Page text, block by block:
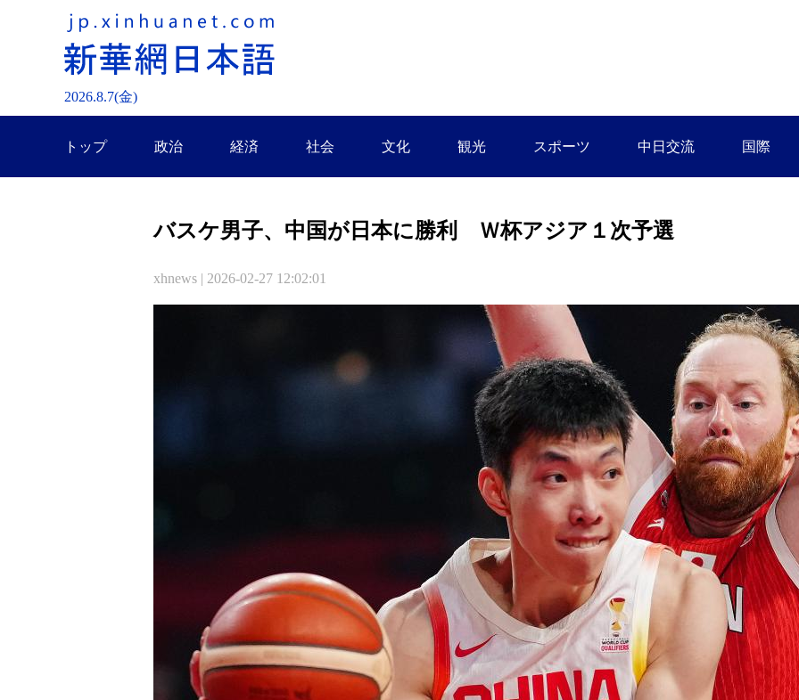
2026.8.7(金)
トップ 政治 経済 社会 文化 観光 スポーツ 中日交流 国際
バスケ男子、中国が日本に勝利 Ｗ杯アジア１次予選
xhnews | 2026-02-27 12:02:01